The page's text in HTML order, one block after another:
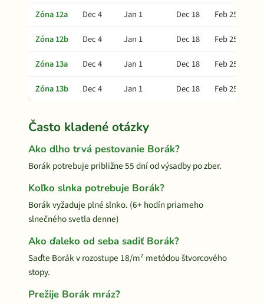
Zóna 12a Dec 4 Jan 1 Dec 18
Feb 25
Zóna 12b
Dec 4 Jan 1 Dec 18
Feb 25
Zóna 13a
Dec 4 Jan 1 Dec 18
Feb 25
Zóna 13b
Dec 4 Jan 1 Dec 18 Feb 25
Často kladené otázky
Ako dlho trvá pestovanie Borák?
Borák potrebuje približne 55 dní od výsadby po zber.
Koľko slnka potrebuje Borák?
Borák vyžaduje plné slnko. (6+ hodín priameho
slnečného svetla denne)
Ako ďaleko od seba sadiť Borák?
Saďte Borák v rozostupe 18/m² metódou štvorcového
stopy.
Prežije Borák mráz?